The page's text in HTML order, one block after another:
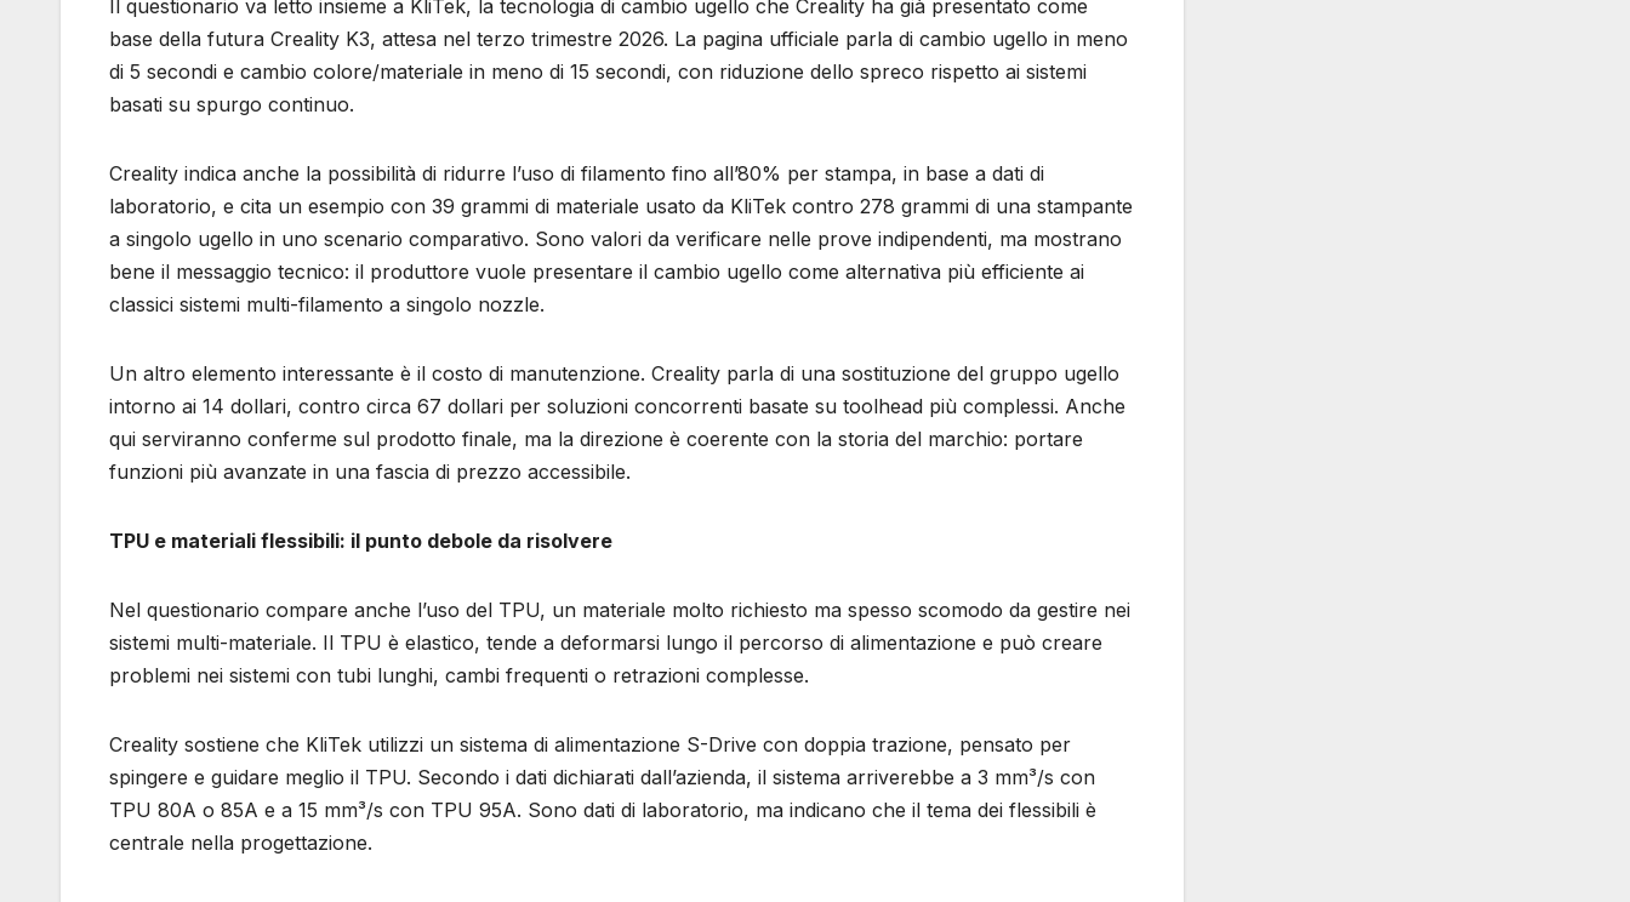
Il questionario va letto insieme a KliTek, la tecnologia di cambio ugello che Creality ha già presentato come
base della futura Creality K3, attesa nel terzo trimestre 2026. La pagina ufficiale parla di cambio ugello in meno
di 5 secondi e cambio colore/materiale in meno di 15 secondi, con riduzione dello spreco rispetto ai sistemi
basati su spurgo continuo.
Creality indica anche la possibilità di ridurre l’uso di filamento fino all’80% per stampa, in base a dati di
laboratorio, e cita un esempio con 39 grammi di materiale usato da KliTek contro 278 grammi di una stampante
a singolo ugello in uno scenario comparativo. Sono valori da verificare nelle prove indipendenti, ma mostrano
bene il messaggio tecnico: il produttore vuole presentare il cambio ugello come alternativa più efficiente ai
classici sistemi multi-filamento a singolo nozzle.
Un altro elemento interessante è il costo di manutenzione. Creality parla di una sostituzione del gruppo ugello
intorno ai 14 dollari, contro circa 67 dollari per soluzioni concorrenti basate su toolhead più complessi. Anche
qui serviranno conferme sul prodotto finale, ma la direzione è coerente con la storia del marchio: portare
funzioni più avanzate in una fascia di prezzo accessibile.
TPU e materiali flessibili: il punto debole da risolvere
Nel questionario compare anche l’uso del TPU, un materiale molto richiesto ma spesso scomodo da gestire nei
sistemi multi-materiale. Il TPU è elastico, tende a deformarsi lungo il percorso di alimentazione e può creare
problemi nei sistemi con tubi lunghi, cambi frequenti o retrazioni complesse.
Creality sostiene che KliTek utilizzi un sistema di alimentazione S-Drive con doppia trazione, pensato per
spingere e guidare meglio il TPU. Secondo i dati dichiarati dall’azienda, il sistema arriverebbe a 3 mm³/s con
TPU 80A o 85A e a 15 mm³/s con TPU 95A. Sono dati di laboratorio, ma indicano che il tema dei flessibili è
centrale nella progettazione.